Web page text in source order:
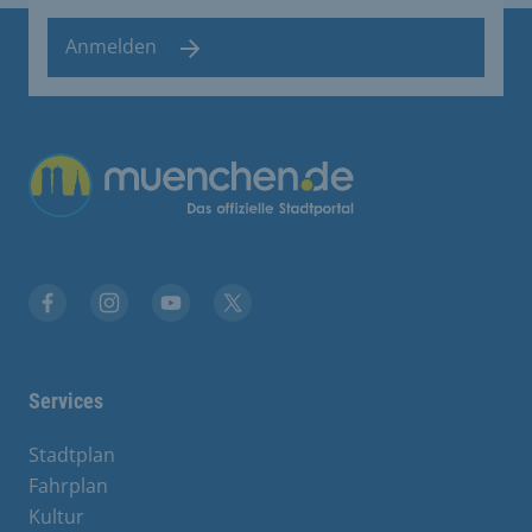
Anmelden
Übergreifende Links
Services
Stadtplan
Fahrplan
Kultur